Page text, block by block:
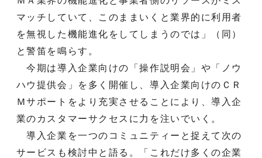
マッチしていて、このままいくと業界的に利用者
を無視した機能進化をしてしまうのでは」（同）
と警笛を鳴らす。
今期は導入企業向けの「操作説明会」や「ノウ
ハウ提供会」を多く開催し、導入企業向けのＣＲ
Ｍサポートをより充実させることにより、導入企
業のカスタマーサクセスに力を注いでいく。
導入企業を一つのコミュニティーと捉えて次の
サービスも検討中と語る。「これだけ多くの企業